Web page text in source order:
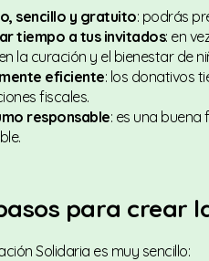
sencillo y gratuito: podrás
tiempo a tus invitados: en
la curación y el bienestar de
eficiente: los donativos
fiscales.
responsable: es una
para crear
Solidaria es muy sencillo: